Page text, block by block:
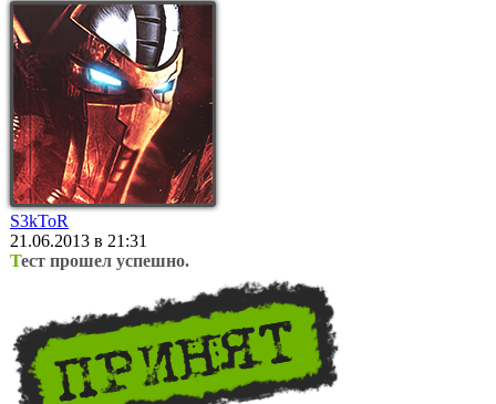
S3kToR
21.06.2013 в 21:31
Тест прошел успешно.